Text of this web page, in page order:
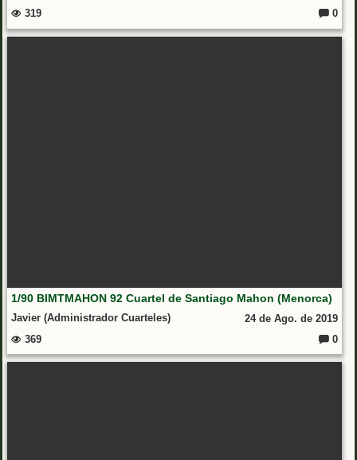
319
0
1/90 BIMTMAHON 92 Cuartel de Santiago Mahon (Menorca)
Javier (Administrador Cuarteles)
24 de Ago. de 2019
369
0